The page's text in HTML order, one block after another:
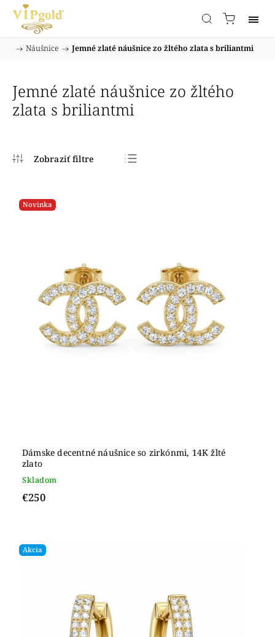
/ Náušnice / Jemné zlaté náušnice zo žltého zlata s briliantmi
Jemné zlaté náušnice zo žltého
zlata s briliantmi
Novinka
Dámske decentné náušnice so zirkónmi, 14K žlté
zlato
Skladom
€250
Akcia